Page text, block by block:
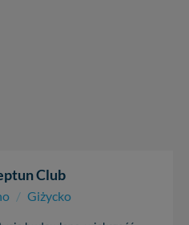
Club
/ Giżycko